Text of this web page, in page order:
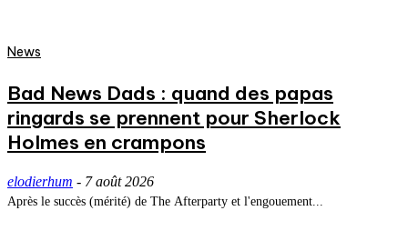
News
Bad News Dads : quand des papas
ringards se prennent pour Sherlock
Holmes en crampons
elodierhum - 7 août 2026
Après le succès (mérité) de The Afterparty et l'engouement...